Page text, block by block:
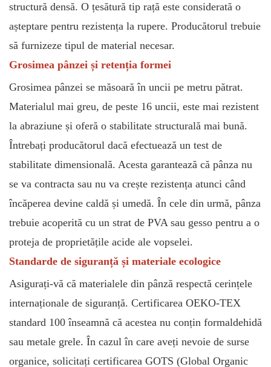
structură densă. O țesătură tip rață este considerată o
așteptare pentru rezistența la rupere. Producătorul trebuie
să furnizeze tipul de material necesar.
Grosimea pânzei și retenția formei
Grosimea pânzei se măsoară în uncii pe metru pătrat.
Materialul mai greu, de peste 16 uncii, este mai rezistent
la abraziune și oferă o stabilitate structurală mai bună.
Întrebați producătorul dacă efectuează un test de
stabilitate dimensională. Acesta garantează că pânza nu
se va contracta sau nu va crește rezistența atunci când
încăperea devine caldă și umedă. În cele din urmă, pânza
trebuie acoperită cu un strat de PVA sau gesso pentru a o
proteja de proprietățile acide ale vopselei.
Standarde de siguranță și materiale ecologice
Asigurați-vă că materialele din pânză respectă cerințele
internaționale de siguranță. Certificarea OEKO-TEX
standard 100 înseamnă că acestea nu conțin formaldehidă
sau metale grele. În cazul în care aveți nevoie de surse
organice, solicitați certificarea GOTS (Global Organic